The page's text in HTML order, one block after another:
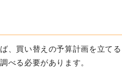
、買い替えの予算計画を立てる
べる必要があります。